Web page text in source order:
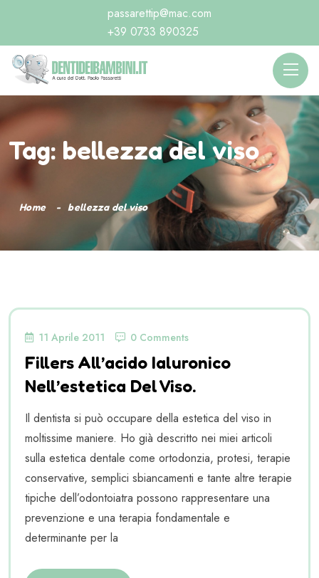
passarettip@mac.com
+39 0733 890325
Tag: bellezza del viso
Home bellezza del viso
11 Aprile 2011 0 Comments
Fillers All’acido Ialuronico
Nell’estetica Del Viso.
Il dentista si può occupare della estetica del viso in
moltissime maniere. Ho già descritto nei miei articoli
sulla estetica dentale come ortodonzia, protesi, terapie
conservative, semplici sbiancamenti e tante altre terapie
tipiche dell’odontoiatra possono rappresentare una
prevenzione e una terapia fondamentale e
determinante per la